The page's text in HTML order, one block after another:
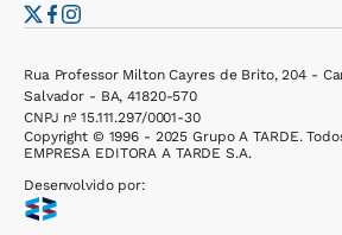
Rua Professor Milton Cayres de Brito, 204 -
Salvador - BA, 41820-570
CNPJ nº 15.111.297/0001-30
Copyright © 1996 - 2025 Grupo A TARDE.
EMPRESA EDITORA A TARDE S.A.
Desenvolvido por: